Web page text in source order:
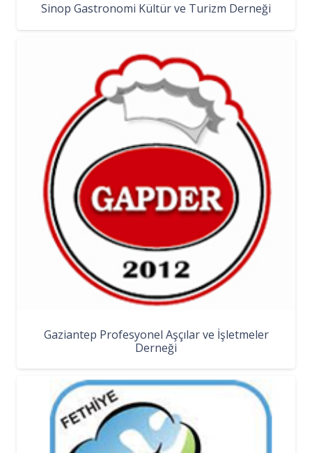
Sinop Gastronomi Kültür ve Turizm Derneği
Gaziantep Profesyonel Aşçılar ve İşletmeler
Derneği